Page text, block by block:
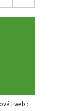
| web :